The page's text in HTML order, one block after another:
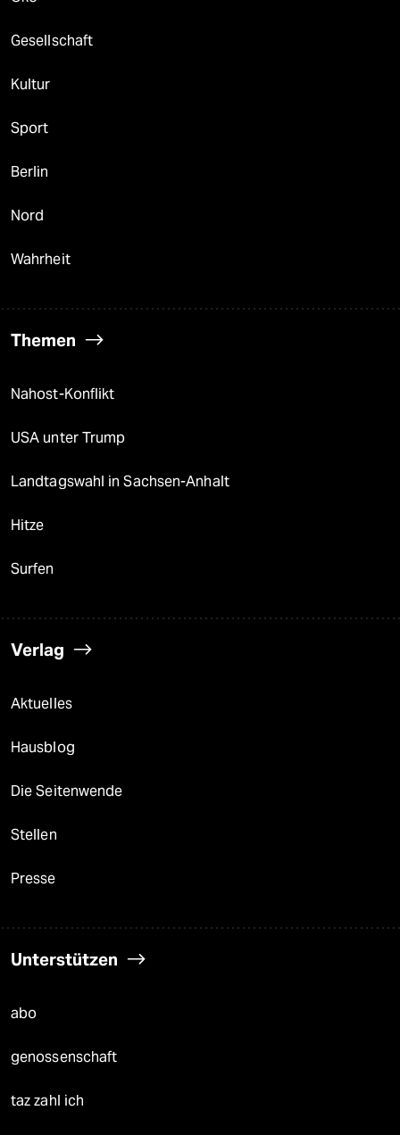
Gesellschaft
Kultur
Sport
Berlin
Nord
Wahrheit
Themen
Nahost-Konflikt
USA unter Trump
Landtagswahl in Sachsen-Anhalt
Hitze
Surfen
Verlag
Aktuelles
Hausblog
Die Seitenwende
Stellen
Presse
Unterstützen
abo
genossenschaft
taz zahl ich